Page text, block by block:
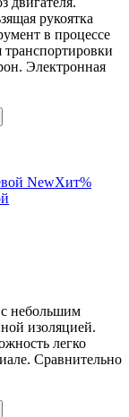
рукоятка
в процессе
транспортировки
Электронная
NewХит%
с небольшим
изоляцией.
легко
Сравнительно